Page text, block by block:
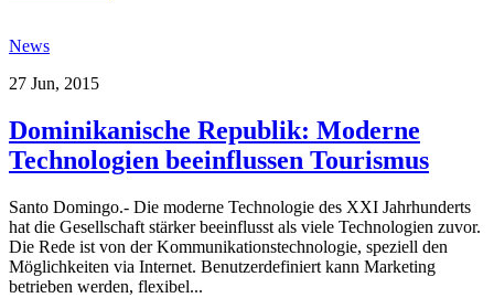
News
27 Jun, 2015
Dominikanische Republik: Moderne
Technologien beeinflussen Tourismus
Santo Domingo.- Die moderne Technologie des XXI Jahrhunderts
hat die Gesellschaft stärker beeinflusst als viele Technologien zuvor.
Die Rede ist von der Kommunikationstechnologie, speziell den
Möglichkeiten via Internet. Benutzerdefiniert kann Marketing
betrieben werden, flexibel...